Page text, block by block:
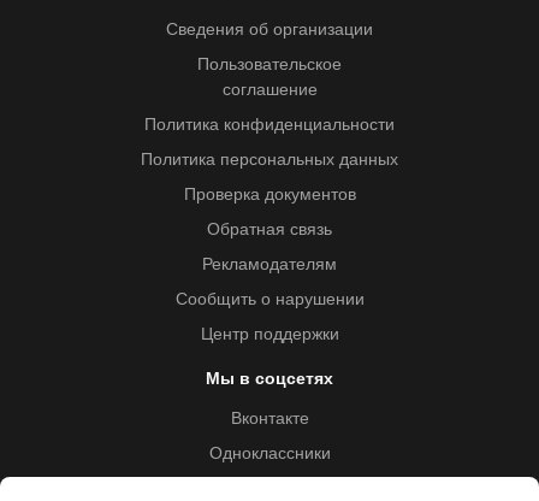
Сведения об организации
Пользовательское
соглашение
Политика конфиденциальности
Политика персональных данных
Проверка документов
Обратная связь
Рекламодателям
Сообщить о нарушении
Центр поддержки
Мы в соцсетях
Вконтакте
Одноклассники